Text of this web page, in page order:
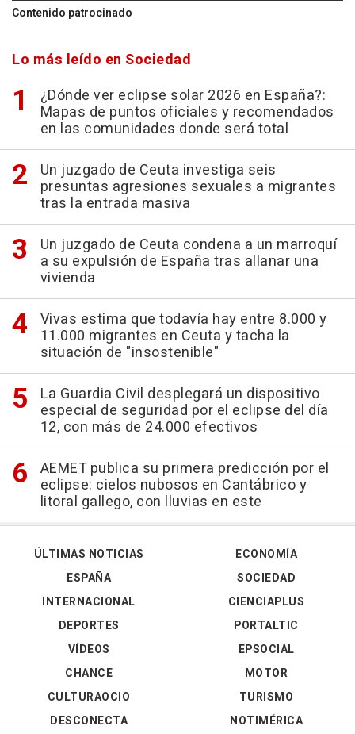
Contenido patrocinado
Lo más leído en Sociedad
¿Dónde ver eclipse solar 2026 en España?:
Mapas de puntos oficiales y recomendados
en las comunidades donde será total
Un juzgado de Ceuta investiga seis
presuntas agresiones sexuales a migrantes
tras la entrada masiva
Un juzgado de Ceuta condena a un marroquí
a su expulsión de España tras allanar una
vivienda
Vivas estima que todavía hay entre 8.000 y
11.000 migrantes en Ceuta y tacha la
situación de "insostenible"
La Guardia Civil desplegará un dispositivo
especial de seguridad por el eclipse del día
12, con más de 24.000 efectivos
AEMET publica su primera predicción por el
eclipse: cielos nubosos en Cantábrico y
litoral gallego, con lluvias en este
ÚLTIMAS NOTICIAS
ESPAÑA
INTERNACIONAL
DEPORTES
VÍDEOS
ECONOMÍA
SOCIEDAD
CIENCIAPLUS
PORTALTIC
EPSOCIAL
CHANCE
CULTURAOCIO
DESCONECTA
MOTOR
TURISMO
NOTIMÉRICA